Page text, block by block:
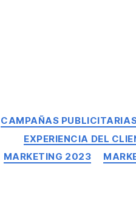
CAMPAÑAS
EXPERIENCIA DEL
MARKETING 2023